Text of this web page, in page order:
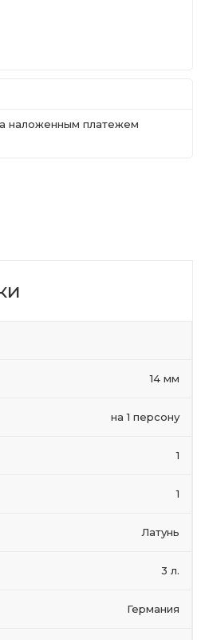
наложенным платежем
14 мм
на 1 персону
1
1
Латунь
3 л.
Германия